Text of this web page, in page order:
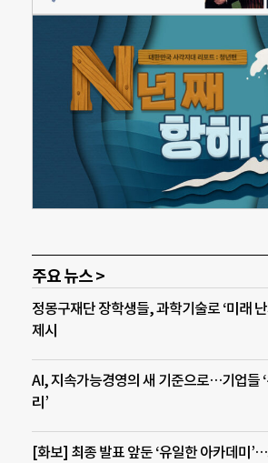
주요 뉴스 >
정몽구재단 장학생들, 과학기술로 ‘미래 난
제시
AI, 지속가능경영의 새 기준으로…기업들
리’
[화보] 최종 발표 앞둔 ‘유일한 아카데미